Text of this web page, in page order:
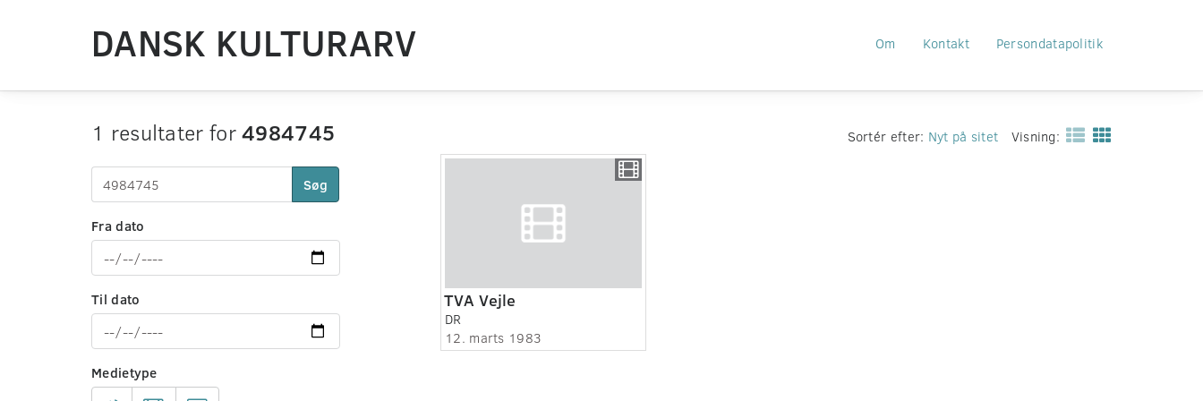
DANSK KULTURARV Om Kontakt Persondatapolitik
1 resultater for4984745
Søg
Fra dato
Til dato
Medietype
Sortér efter: Nyt på sitet Visning:
TVA Vejle
DR
12. marts 1983